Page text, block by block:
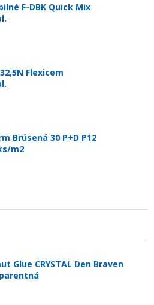
F-DBK Quick Mix
Flexicem
Brúsená 30 P+D P12
m2
Glue CRYSTAL Den Braven